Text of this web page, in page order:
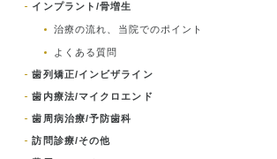
インプラント/骨増生
治療の流れ、当院でのポイント
よくある質問
歯列矯正/インビザライン
歯内療法/マイクロエンド
歯周病治療/予防歯科
訪問診療/その他